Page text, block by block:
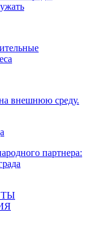
внешнюю среду.
партнера: